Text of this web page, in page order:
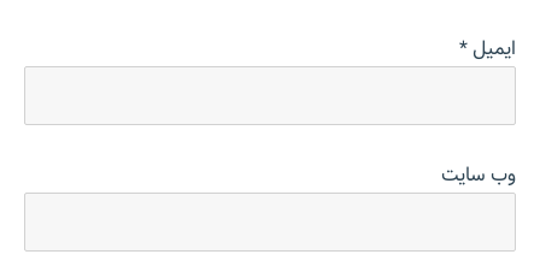
ایمیل*
وب‌ سایت